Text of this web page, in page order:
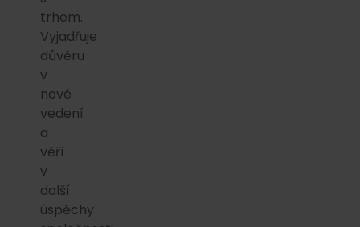
trhem.
Vyjadřuje
důvěru
v
nové
vedení
a
věří
v
další
úspěchy